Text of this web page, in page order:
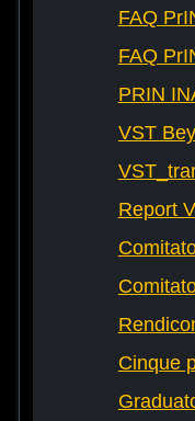
FAQ
FAQ
PRIN
VST
Report
Cinque